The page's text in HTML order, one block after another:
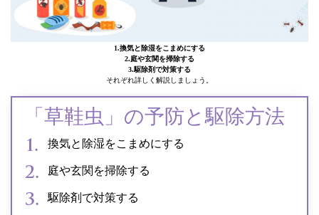
1.換気と除湿をこまめにする
2.庭や玄関を掃除する
3.駆除剤で対策する
それぞれ詳しく解説しましょう。
「草鞋虫」の予防と駆除方法
換気と除湿をこまめにする
庭や玄関を掃除する
駆除剤で対策する